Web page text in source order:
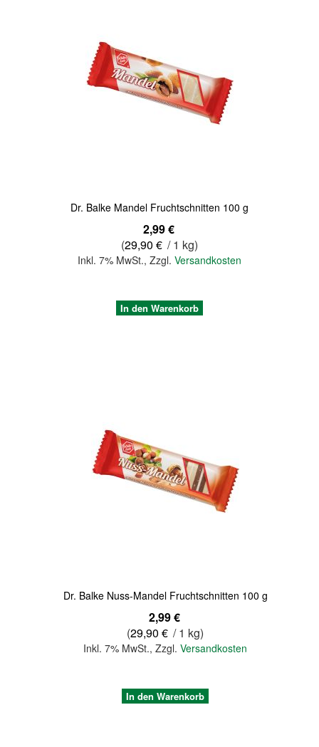
Dr. Balke Mandel Fruchtschnitten 100 g
2,99 €
(29,90 € / 1 kg)
Inkl. 7% MwSt., Zzgl. Versandkosten
In den Warenkorb
Dr. Balke Nuss-Mandel Fruchtschnitten 100 g
2,99 €
(29,90 € / 1 kg)
Inkl. 7% MwSt.,Zzgl.Versandkosten
In den Warenkorb